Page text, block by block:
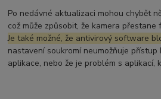
Po nedávné aktualizaci mohou chybět
což může způsobit, že kamera
Je také možné, že antivirový software
nastavení soukromí neumožňuje přístup
aplikace, nebo že je problém s aplikací,